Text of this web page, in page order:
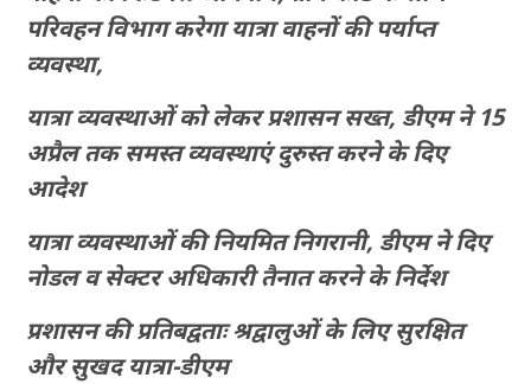
परिवहन विभाग करेगा यात्रा वाहनों की पर्याप्त
व्यवस्था,
यात्रा व्यवस्थाओं को लेकर प्रशासन सख्त, डीएम ने 15
अप्रैल तक समस्त व्यवस्थाएं दुरुस्त करने के दिए
आदेश
यात्रा व्यवस्थाओं की नियमित निगरानी, डीएम ने दिए
नोडल व सेक्टर अधिकारी तैनात करने के निर्देश
प्रशासन की प्रतिबद्वताः श्रद्वालुओं के लिए सुरक्षित
और सुखद यात्रा-डीएम